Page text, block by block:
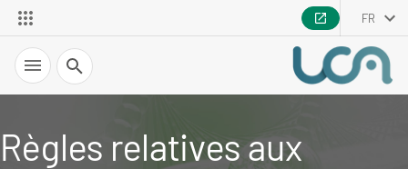
FR
Recherche
Règles relatives aux